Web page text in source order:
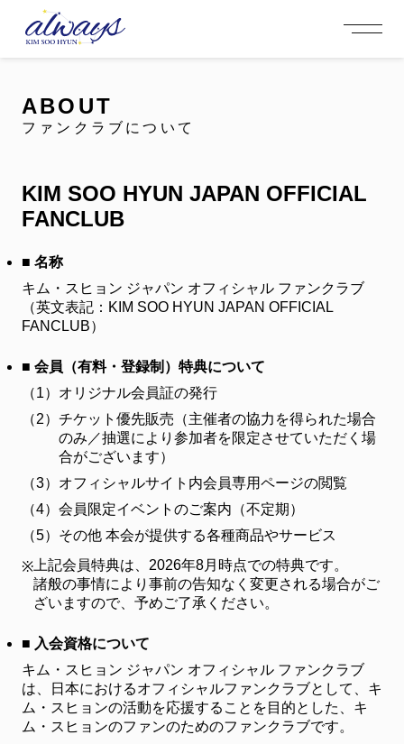
NEWS
MEMBERSHIP
FC NEWS
GALLERY
VIDEO
OFFICIAL MENU
FC NEWS VIDEO GALLERY
ABOUT
ファンクラブについて
KIM SOO HYUN JAPAN OFFICIAL
FANCLUB
■ 名称
キム・スヒョン ジャパン オフィシャル ファンクラブ
（英文表記：KIM SOO HYUN JAPAN OFFICIAL
FANCLUB）
■ 会員（有料・登録制）特典について
（1） オリジナル会員証の発行
（2） チケット優先販売（主催者の協力を得られた場合
のみ／抽選により参加者を限定させていただく場
合がございます）
（3） オフィシャルサイト内会員専用ページの閲覧
（4） 会員限定イベントのご案内（不定期）
（5） その他 本会が提供する各種商品やサービス
※ 上記会員特典は、2026年8月時点での特典です。
諸般の事情により事前の告知なく変更される場合がご
ざいますので、予めご了承ください。
■ 入会資格について
キム・スヒョン ジャパン オフィシャル ファンクラブ
は、日本におけるオフィシャルファンクラブとして、キ
ム・スヒョンの活動を応援することを目的とした、キ
ム・スヒョンのファンのためのファンクラブです。